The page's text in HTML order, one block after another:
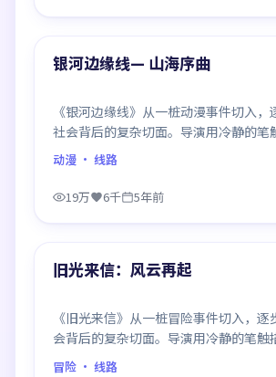
精选
银河边缘线— 山海序曲
《银河边缘线》从一桩动漫事件切入，
社会背后的复杂切面。导演用冷静的笔
扎，沉浸感极强，看完后劲十足。
动漫 · 线路
19万 6千 5年前
精选
旧光来信：风云再起
《旧光来信》从一桩冒险事件切入，逐
会背后的复杂切面。导演用冷静的笔触
扎，沉浸感极强，看完后劲十足。
冒险 · 线路